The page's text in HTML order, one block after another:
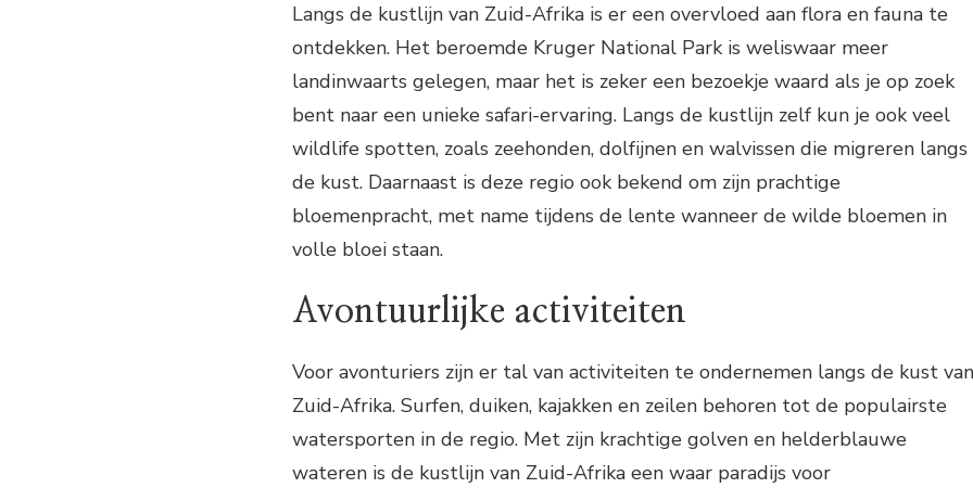
Langs de kustlijn van Zuid-Afrika is er een overvloed aan flora en fauna te
ontdekken. Het beroemde Kruger National Park is weliswaar meer
landinwaarts gelegen, maar het is zeker een bezoekje waard als je op zoek
bent naar een unieke safari-ervaring. Langs de kustlijn zelf kun je ook veel
wildlife spotten, zoals zeehonden, dolfijnen en walvissen die migreren langs
de kust. Daarnaast is deze regio ook bekend om zijn prachtige
bloemenpracht, met name tijdens de lente wanneer de wilde bloemen in
volle bloei staan.
Avontuurlijke activiteiten
Voor avonturiers zijn er tal van activiteiten te ondernemen langs de kust van
Zuid-Afrika. Surfen, duiken, kajakken en zeilen behoren tot de populairste
watersporten in de regio. Met zijn krachtige golven en helderblauwe
wateren is de kustlijn van Zuid-Afrika een waar paradijs voor